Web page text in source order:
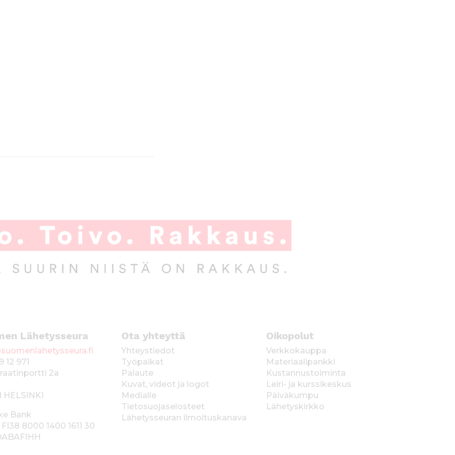
Lähetysseura
12 971
2a
HELSINKI
Bank
FI38 8000 1400 1611 30
Ota yhteyttä
Yhteystiedot
Työpaikat
Palaute
Kuvat, videot ja logot
Medialle
Tietosuojaselosteet
Lähetysseuran ilmoituskanava
Oikopolut
Verkkokauppa
Materiaalipankki
Kustannustoiminta
Leiri- ja kurssikeskus
Päiväkumpu
Lähetyskirkko